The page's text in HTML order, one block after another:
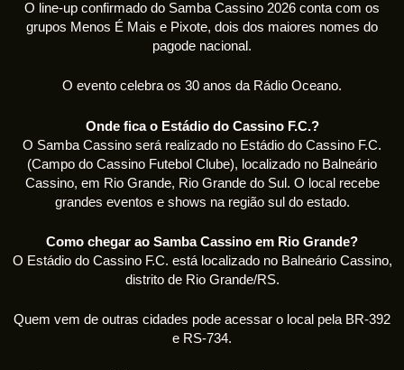
O line-up confirmado do Samba Cassino 2026 conta com os
grupos Menos É Mais e Pixote, dois dos maiores nomes do
pagode nacional.
O evento celebra os 30 anos da Rádio Oceano.
Onde fica o Estádio do Cassino F.C.?
O Samba Cassino será realizado no Estádio do Cassino F.C.
(Campo do Cassino Futebol Clube), localizado no Balneário
Cassino, em Rio Grande, Rio Grande do Sul. O local recebe
grandes eventos e shows na região sul do estado.
Como chegar ao Samba Cassino em Rio Grande?
O Estádio do Cassino F.C. está localizado no Balneário Cassino,
distrito de Rio Grande/RS.
Quem vem de outras cidades pode acessar o local pela BR-392
e RS-734.